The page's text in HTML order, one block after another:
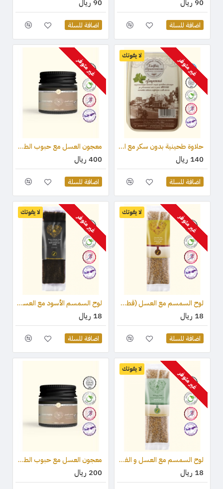
90 ريال
اضافة للسلة
90 ريال
اضافة للسلة
لا يفوتك
غير متوفر
حلاوة طحينية بدون سكر مع المحليات (ستيفيا) والكاكاو 450 جرام
140 ريال
اضافة للسلة
غير متوفر
معجون العسل مع حبوب الطلع وغذاء ملكات النحل والعكبر 210 جرام
400 ريال
اضافة للسلة
لا يفوتك
غير متوفر
لوح السمسم مع العسل (قطعة واحدة ) 75 جرام
18 ريال
اضافة للسلة
لا يفوتك
غير متوفر
لوح السمسم الأسود مع العسل (قطعة واحدة) 75 جرام
18 ريال
اضافة للسلة
لا يفوتك
غير متوفر
لوح السمسم مع العسل و الفستق (قطعة واحدة) 75 جرام
18 ريال
معجون العسل مع حبوب الطلع وغذاء ملكات النحل والعكبر 100 جرام
200 ريال